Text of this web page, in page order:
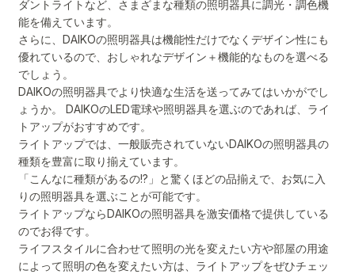
ダントライトなど、さまざまな種類の照明器具に調光・調色機
能を備えています。
さらに、DAIKOの照明器具は機能性だけでなくデザイン性にも
優れているので、おしゃれなデザイン＋機能的なものを選べる
でしょう。
DAIKOの照明器具でより快適な生活を送ってみてはいかがでし
ょうか。 DAIKOのLED電球や照明器具を選ぶのであれば、ライ
トアップがおすすめです。
ライトアップでは、一般販売されていないDAIKOの照明器具の
種類を豊富に取り揃えています。
「こんなに種類があるの!?」と驚くほどの品揃えで、お気に入
りの照明器具を選ぶことが可能です。
ライトアップならDAIKOの照明器具を激安価格で提供している
のでお得です。
ライフスタイルに合わせて照明の光を変えたい方や部屋の用途
によって照明の色を変えたい方は、ライトアップをぜひチェッ